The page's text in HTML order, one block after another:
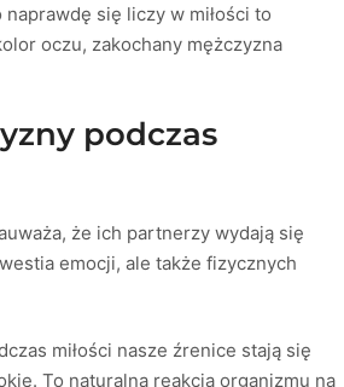
się liczy w miłości to
oczu, zakochany mężczyzna
podczas
że ich partnerzy wydają się
emocji, ale także fizycznych
miłości nasze źrenice stają się
To naturalna reakcja organizmu na